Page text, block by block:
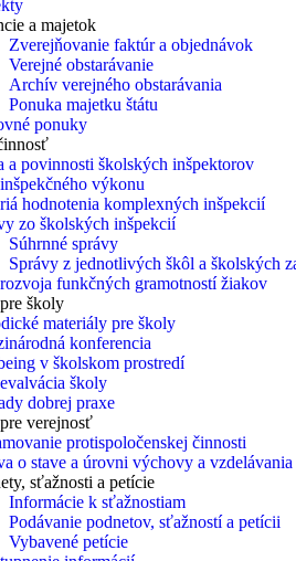
a majetok
Zverejňovanie faktúr a objednávok
Verejné obstarávanie
Archív verejného obstarávania
Ponuka majetku štátu
ponuky
a povinnosti školských inšpektorov
výkonu
hodnotenia komplexných inšpekcií
zo školských inšpekcií
Súhrnné správy
Správy z jednotlivých škôl a školských
funkčných gramotností žiakov
školy
materiály pre školy
konferencia
v školskom prostredí
školy
dobrej praxe
verejnosť
protispoločenskej činnosti
o stave a úrovni výchovy a vzdelávania
sťažnosti a petície
Informácie k sťažnostiam
Podávanie podnetov, sťažností a petícii
Vybavené petície